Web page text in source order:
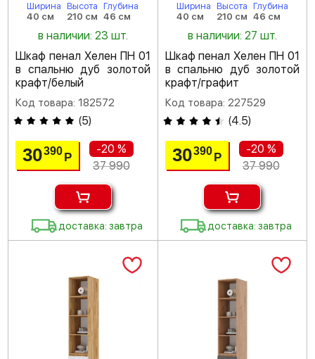
Ширина
40 см
Высота
210 см
Глубина
46 см
в наличии: 23 шт.
Шкаф пенал Хелен ПН 01
в спальню дуб золотой
крафт/белый
Код товара: 182572
(5)
30390Р
-20 %
37 990
доставка: завтра
Ширина
40 см
Высота
210 см
Глубина
46 см
в наличии: 27 шт.
Шкаф пенал Хелен ПН 01
в спальню дуб золотой
крафт/графит
Код товара: 227529
(4.5)
30390 Р
-20 %
37 990
доставка: завтра